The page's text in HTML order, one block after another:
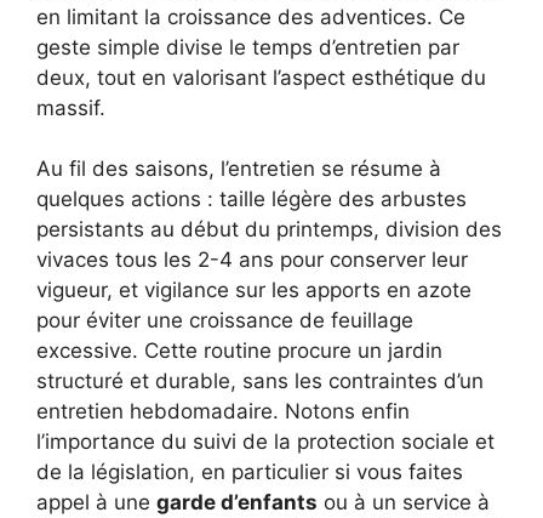
en limitant la croissance des adventices. Ce
geste simple divise le temps d’entretien par
deux, tout en valorisant l’aspect esthétique du
massif.
Au fil des saisons, l’entretien se résume à
quelques actions : taille légère des arbustes
persistants au début du printemps, division des
vivaces tous les 2-4 ans pour conserver leur
vigueur, et vigilance sur les apports en azote
pour éviter une croissance de feuillage
excessive. Cette routine procure un jardin
structuré et durable, sans les contraintes d’un
entretien hebdomadaire. Notons enfin
l’importance du suivi de la protection sociale et
de la législation, en particulier si vous faites
appel à une garde d’enfants ou à un service à